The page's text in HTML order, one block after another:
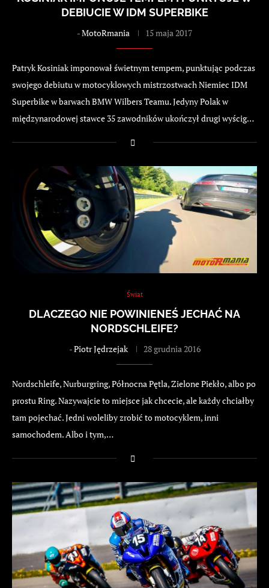
DEBIUCIE W IDM SUPERBIKE
-MotoRmania 15 maja 2017
Patryk Kosiniak imponował świetnym tempem, punktując podczas
swojego debiutu w motocyklowych mistrzostwach Niemiec IDM
Superbike w barwach BMW Wilbers Teamu. Jedyny Polak w
międzynarodowej stawce 35 zawodników ukończył drugi wyścig…
Świat
DLACZEGO NIE POWINIENEŚ JECHAĆ NA
NORDSCHLEIFE?
-Piotr Jędrzejak 28 grudnia 2016
Nordschleife, Nurburgring, Północna Pętla, Zielone Piekło, albo po
prostu Ring. Nazywajcie to miejsce jak chcecie, ale każdy chciałby
tam pojechać. Jedni woleliby zrobić to motocyklem, inni
samochodem. Albo i tym,…